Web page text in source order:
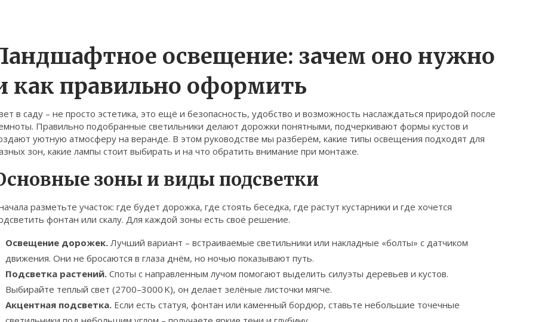
освещение: зачем оно нужно
как правильно оформить
в саду – не просто эстетика, это ещё и безопасность, удобство и возможность наслаждаться природой после
Правильно подобранные светильники делают дорожки понятными, подчеркивают формы кустов и
уютную атмосферу на веранде. В этом руководстве мы разберём, какие типы освещения подходят для
зон, какие лампы стоит выбирать и на что обратить внимание при монтаже.
зоны и виды подсветки
разметьте участок: где будет дорожка, где стоять беседка, где растут кустарники и где хочется
фонтан или скалу. Для каждой зоны есть своё решение.
Освещение дорожек. Лучший вариант – встраиваемые светильники или накладные «болты» с датчиком
движения. Они не бросаются в глаза днём, но ночью показывают путь.
Подсветка растений. Споты с направленным лучом помогают выделить силуэты деревьев и кустов.
Выбирайте теплый свет (2700–3000 K), он делает зелёные листочки мягче.
Акцентная подсветка. Если есть статуя, фонтан или каменный бордюр, ставьте небольшие точечные